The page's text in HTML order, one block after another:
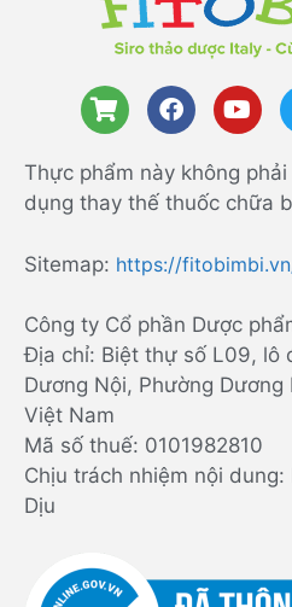
Thực phẩm này không
dụng thay thế thuốc chữa
Sitemap: https://
Công ty Cổ phần Dược
Địa chỉ: Biệt thự số L09, lô
Dương Nội, Phường
Việt Nam
Mã số thuế: 0101982810
Chịu trách nhiệm nội
Dịu